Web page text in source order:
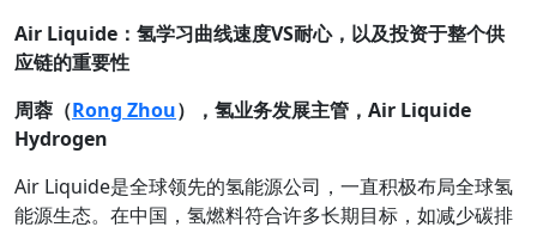
Air Liquide ：氢学习曲线速度VS耐心，以及投资于整个供
应链的重要性
周蓉（Rong Zhou），氢业务发展主管，Air Liquide
Hydrogen
Air Liquide是全球领先的氢能源公司，一直积极布局全球氢
能源生态。在中国，氢燃料符合许多长期目标，如减少碳排